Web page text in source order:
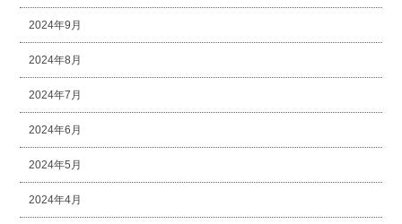
2024年9月
2024年8月
2024年7月
2024年6月
2024年5月
2024年4月